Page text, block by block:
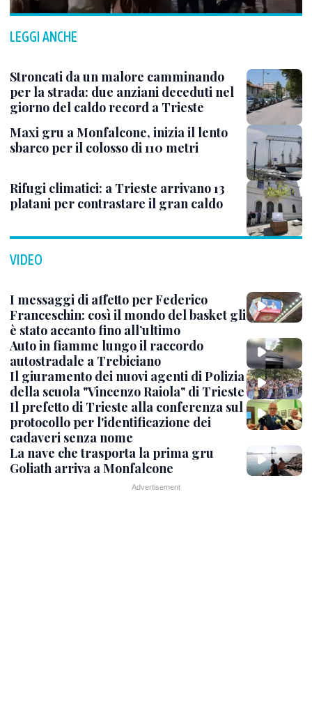
LEGGI ANCHE
Stroncati da un malore camminando
per la strada: due anziani deceduti nel
giorno del caldo record a Trieste
Maxi gru a Monfalcone, inizia il lento
sbarco per il colosso di 110 metri
Rifugi climatici: a Trieste arrivano 13
platani per contrastare il gran caldo
VIDEO
I messaggi di affetto per Federico
Franceschin: così il mondo del basket gli
è stato accanto fino all’ultimo
Auto in fiamme lungo il raccordo
autostradale a Trebiciano
Il giuramento dei nuovi agenti di Polizia
della scuola "Vincenzo Raiola" di Trieste
Il prefetto di Trieste alla conferenza sul
protocollo per l'identificazione dei
cadaveri senza nome
La nave che trasporta la prima gru
Goliath arriva a Monfalcone